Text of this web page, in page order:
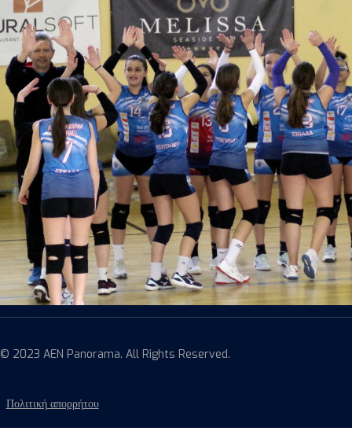
© 2023 AEN Panorama. All Rights Reserved.
Πολιτική απορρήτου